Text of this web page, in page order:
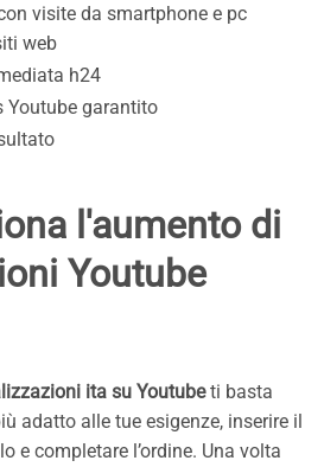
visite da smartphone e pc
web
h24
Youtube garantito
l'aumento di
Youtube
ita su Youtubeti basta
adatto alle tue esigenze, inserire il
e completare l’ordine. Una volta